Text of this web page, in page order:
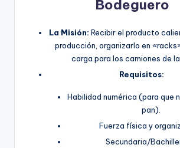
Bodeguero
La Misión: Recibir el producto
producción, organizarlo en
carga para los camiones de la
Requisitos:
Habilidad numérica (para que
pan).
Fuerza física y
Secundaria/